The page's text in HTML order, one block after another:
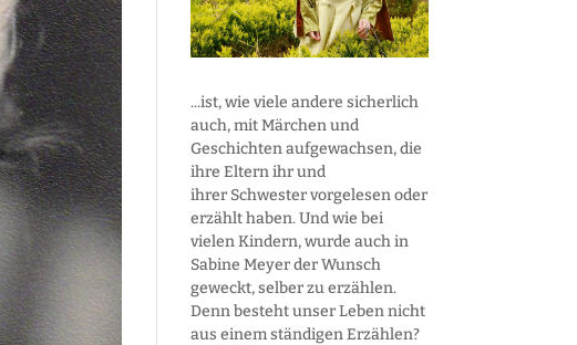
...ist, wie viele andere sicherlich
auch, mit Märchen und
Geschichten aufgewachsen, die
ihre Eltern ihr und
ihrer Schwester vorgelesen oder
erzählt haben. Und wie bei
vielen Kindern, wurde auch in
Sabine Meyer der Wunsch
geweckt, selber zu erzählen.
Denn besteht unser Leben nicht
aus einem ständigen Erzählen?